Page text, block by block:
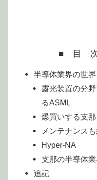
■ 目
半導体業界の世界
露光装置の分
るASML
爆買いする支那
メンテナンス
Hyper-NA
支那の半導体業
追記